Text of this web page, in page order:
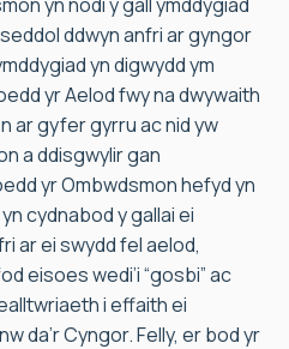
ddwyn anfri ar gyngor
yn digwydd ym
yr Aelod fwy na dwywaith
ar gyfer gyrru ac nid yw
a ddisgwylir gan
yr Ombwdsmon hefyd yn
cydnabod y gallai ei
ar ei swydd fel aelod,
eisoes wedi’i “gosbi” ac
i effaith ei
da’r Cyngor. Felly, er bod yr